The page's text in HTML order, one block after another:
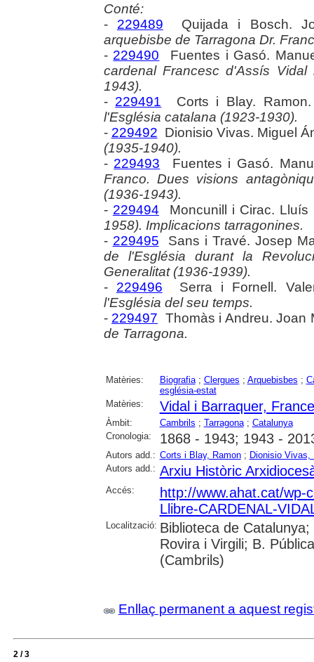
Conté:
- 229489 Quijada i Bosch.
arquebisbe de Tarragona Dr.
- 229490 Fuentes i Gasó.
cardenal Francesc d'Assís
1943).
- 229491 Corts i Blay.
l'Església catalana (1923-1930).
- 229492 Dionisio Vivas. Miguel
(1935-1940).
- 229493 Fuentes i Gasó.
Franco. Dues visions
(1936-1943).
- 229494 Moncunill i Cirac.
1958). Implicacions tarragonines.
- 229495 Sans i Travé. Josep
de l'Església durant la
Generalitat (1936-1939).
- 229496 Serra i Fornell.
l'Església del seu temps.
- 229497 Thomàs i Andreu. Joan
de Tarragona.
Matèries: Biografia; Clergues ; Arquebisbes ;
església-estat
Matèries:
Vidal i Barraquer,
Àmbit: Cambrils ; Tarragona; Catalunya
Cronologia:
1868 - 1943; 1943 -
Autors add.: Corts i Blay, Ramon; Dionisio Vivas,
Autors add.: Arxiu Històric
Accés:
http://www.ahat.cat/wp-
Llibre-CARDENAL-
Localització: Biblioteca de
Rovira i Virgili; B.
(Cambrils)
Enllaç permanent a aquest
2 / 3